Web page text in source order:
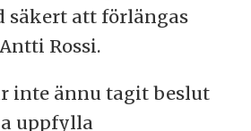
säkert att förlängas
Rossi.
inte ännu tagit beslut
uppfylla